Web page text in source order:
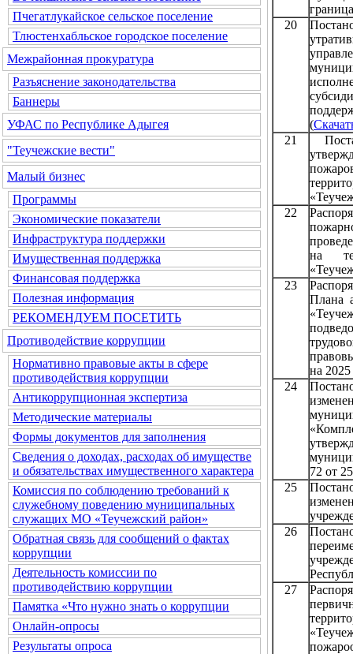
Пчегатлукайское сельское поселение
Тлюстенхабльское городское поселение
Межрайонная прокуратура
Разъяснение законодательства
Баннеры
УФАС по Республике Адыгея
"Теучежские вести"
Малый бизнес
Программы
Экономические показатели
Инфраструктура поддержки
Имущественная поддержка
Финансовая поддержка
Полезная информация
РЕКОМЕНДУЕМ ПОСЕТИТЬ
Противодействие коррупции
Нормативно правовые акты в сфере
противодействия коррупции
Антикоррупционная экспертиза
Методические материалы
Формы документов для заполнения
Сведения о доходах, расходах об имуществе
и обязательствах имущественного характера
Комиссия по соблюдению требований к
служебному поведению муниципальных
служащих МО «Теучежский район»
Обратная связь для сообщений о фактах
коррупции
Деятельность комиссии по
противодействию коррупции
Памятка «Что нужно знать о коррупции
Онлайн-опросы
Результаты опроса
20
(
21
22
на
23
Плана
на
24
72 от
25
26
27